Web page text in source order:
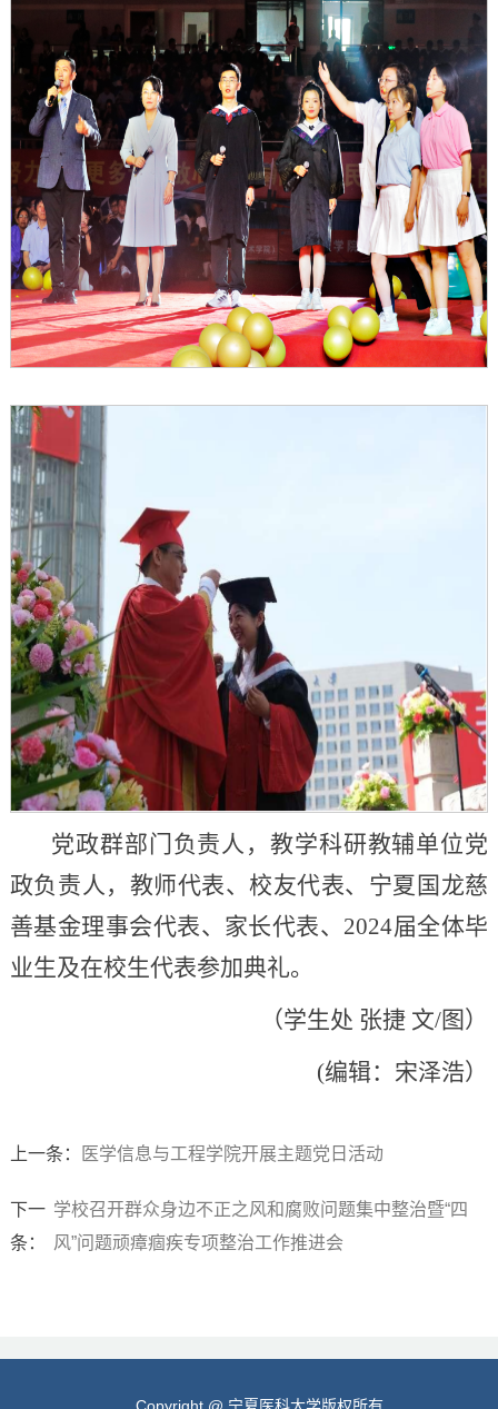
党政群部门负责人，教学科研教辅单位党
政负责人，教师代表、校友代表、宁夏国龙慈
善基金理事会代表、家长代表、2024届全体毕
业生及在校生代表参加典礼。
（学生处 张捷 文/图）
(编辑：宋泽浩）
上一条： 医学信息与工程学院开展主题党日活动
下一
条：
学校召开群众身边不正之风和腐败问题集中整治暨​“四
风”问题顽瘴痼疾专项整治工作推进会